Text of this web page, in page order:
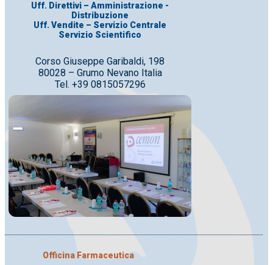
Uff. Direttivi – Amministrazione -
Distribuzione
Uff. Vendite – Servizio Centrale
Servizio Scientifico
Corso Giuseppe Garibaldi, 198
80028 – Grumo Nevano Italia
Tel. +39 0815057296
Officina Farmaceutica